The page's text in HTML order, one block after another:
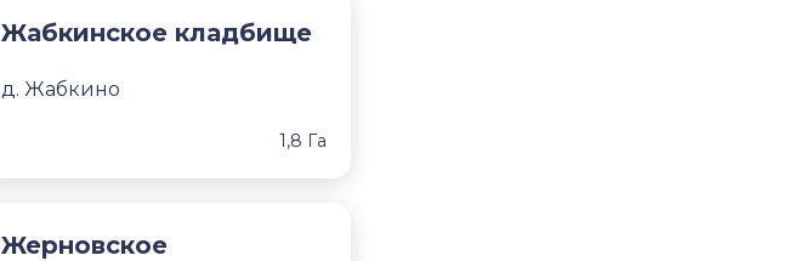
Жабкинское кладбище
д. Жабкино
1,8 Га
Жерновское